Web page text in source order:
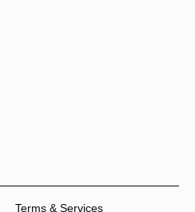
Terms & Services